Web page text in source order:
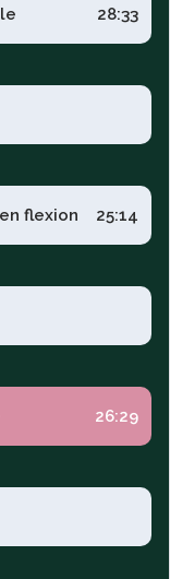
28:33
flexion 25:14
26:29